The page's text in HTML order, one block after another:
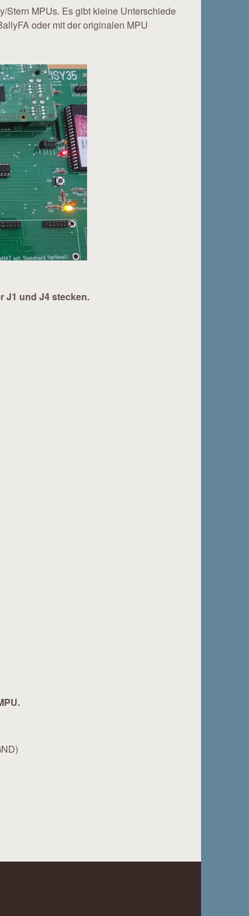
Stern MPUs. Es gibt kleine Unterschiede
oder mit der originalen MPU
J1 und J4 stecken.